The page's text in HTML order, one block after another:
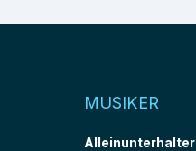
MUSIKER
Alleinunterhalter